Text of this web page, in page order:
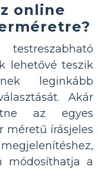
online
lehetővé teszik
leginkább
Akár
az egyes
méretű írásjeles
módosíthatja a